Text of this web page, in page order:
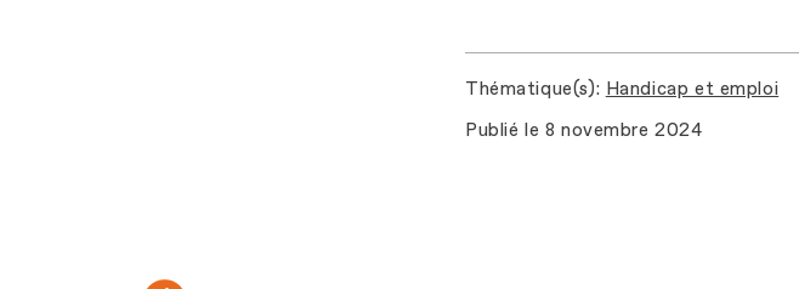
Thématique(s) Handicap et emploi
Publié le 8 novembre 2024